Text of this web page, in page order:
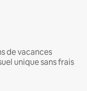
de vacances
unique sans frais